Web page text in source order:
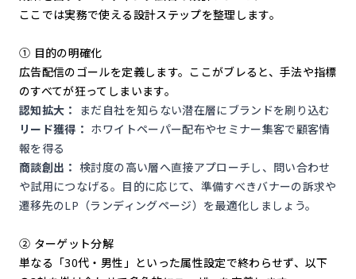
ここでは実務で使える設計ステップを整理します。
① 目的の明確化
広告配信のゴールを定義します。ここがブレると、手法や指標
のすべてが狂ってしまいます。
認知拡大：
まだ自社を知らない潜在層にブランドを刷り込む
リード獲得： ホワイトペーパー配布やセミナー集客で顧客情
報を得る
商談創出： 検討度の高い層へ直接アプローチし、問い合わせ
や試用につなげる。目的に応じて、準備すべきバナーの訴求や
遷移先のLP（ランディングページ）を最適化しましょう。
② ターゲット分解
単なる「30代・男性」といった属性設定で終わらせず、以下